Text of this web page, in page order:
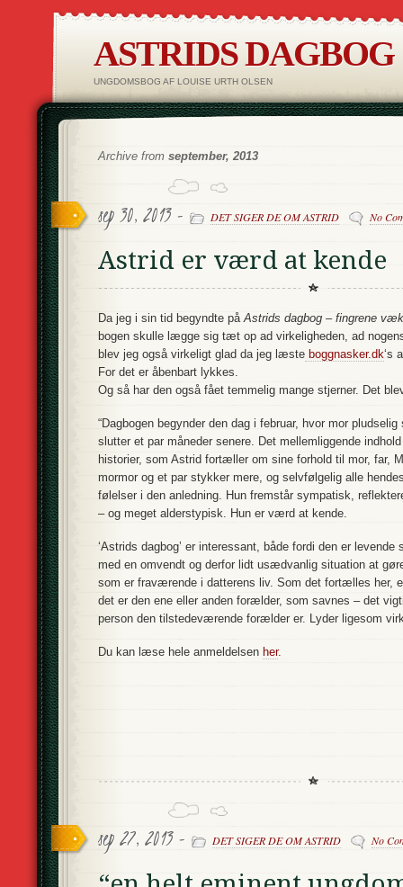
ASTRIDS DAGBOG
UNGDOMSBOG AF LOUISE URTH OLSEN
Archive from september, 2013
sep 30, 2013 - DET SIGER DE OM ASTRID No
Astrid er værd at kende
Da jeg i sin tid begyndte påAstrids dagbog – fingrene
bogen skulle lægge sig tæt op ad virkeligheden, ad
blev jeg også virkeligt glad da jeg læste boggnasker.dk‘s
For det er åbenbart lykkes.
Og så har den også fået temmelig mange stjerner. Det
“Dagbogen begynder den dag i februar, hvor mor
slutter et par måneder senere. Det mellemliggende
historier, som Astrid fortæller om sine forhold til mor, far,
mormor og et par stykker mere, og selvfølgelig alle
følelser i den anledning. Hun fremstår sympatisk,
– og meget alderstypisk. Hun er værd at kende.
‘Astrids dagbog’ er interessant, både fordi den er
med en omvendt og derfor lidt usædvanlig situation at
som er fraværende i datterens liv. Som det fortælles her,
det er den ene eller anden forælder, som savnes – det
person den tilstedeværende forælder er. Lyder ligesom
Du kan læse hele anmeldelsen her.
sep 27, 2013 - DET SIGER DE OM ASTRID No